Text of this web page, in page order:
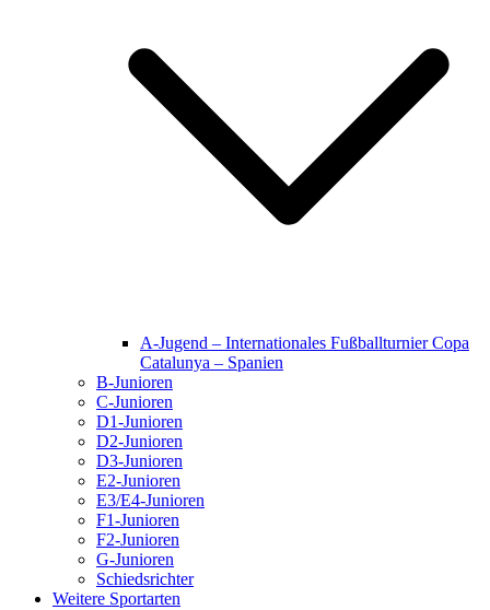
A-Jugend – Internationales Fußballturnier Copa
Catalunya – Spanien
B-Junioren
C-Junioren
D1-Junioren
D2-Junioren
D3-Junioren
E2-Junioren
E3/E4-Junioren
F1-Junioren
F2-Junioren
G-Junioren
Schiedsrichter
Weitere Sportarten